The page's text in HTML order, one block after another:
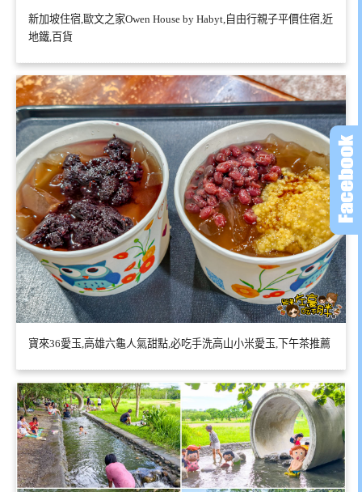
新加坡住宿,歐文之家Owen House by Habyt,自由行親子平價住宿,近
地鐵,百貨
寶來36愛玉,高雄六龜人氣甜點,必吃手洗高山小米愛玉,下午茶推薦